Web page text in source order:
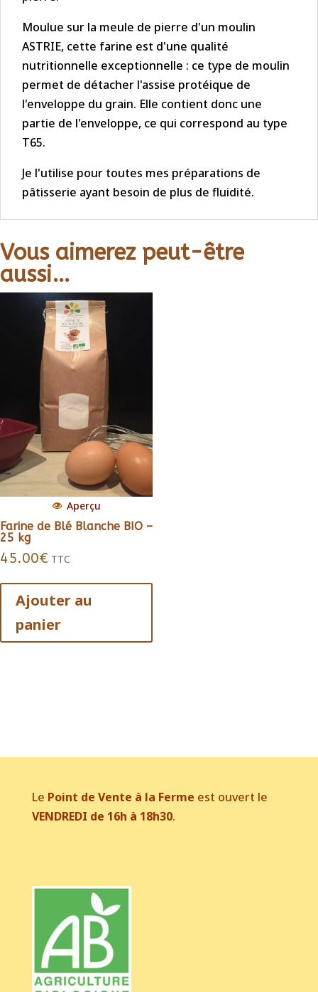
Moulue sur la meule de pierre d'un moulin
ASTRIE, cette farine est d'une qualité
nutritionnelle exceptionnelle : ce type de moulin
permet de détacher l'assise protéique de
l'enveloppe du grain. Elle contient donc une
partie de l'enveloppe, ce qui correspond au type
T65.
Je l'utilise pour toutes mes préparations de
pâtisserie ayant besoin de plus de fluidité.
Vous aimerez peut-être
aussi…
Aperçu
Farine de Blé Blanche BIO –
25 kg
45.00€ TTC
Ajouter au
panier
Le Point de Vente à la Ferme est ouvert le
VENDREDI de 16h à 18h30.